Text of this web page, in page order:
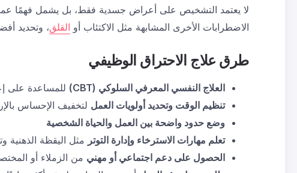
لا يعتمد التشخيص على أعراض جسدية فقط، بل يشمل فهمًا
الاضطرابات الأخرى المشابهة مثل الاكتئاب أو القلق، وتحديد
طرق علاج الاحتراق الوظيفي
العلاج النفسي المعرفي السلوكي (CBT)
للمساعدة على
تنظيم الوقت وتحديد أولويات العمل لتخفيف الإحساس
وضع حدود واضحة بين العمل والحياة الشخصية
تعلم مهارات الاسترخاء وإدارة التوتر مثل اليقظة الذهنية
الحصول على دعم اجتماعي أو مهني من الزملاء أو